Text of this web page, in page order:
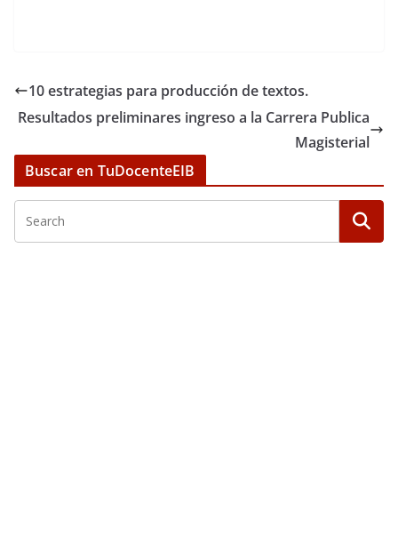
10 estrategias para producción de textos.
Resultados preliminares ingreso a la Carrera Publica
Magisterial
Buscar en TuDocenteEIB